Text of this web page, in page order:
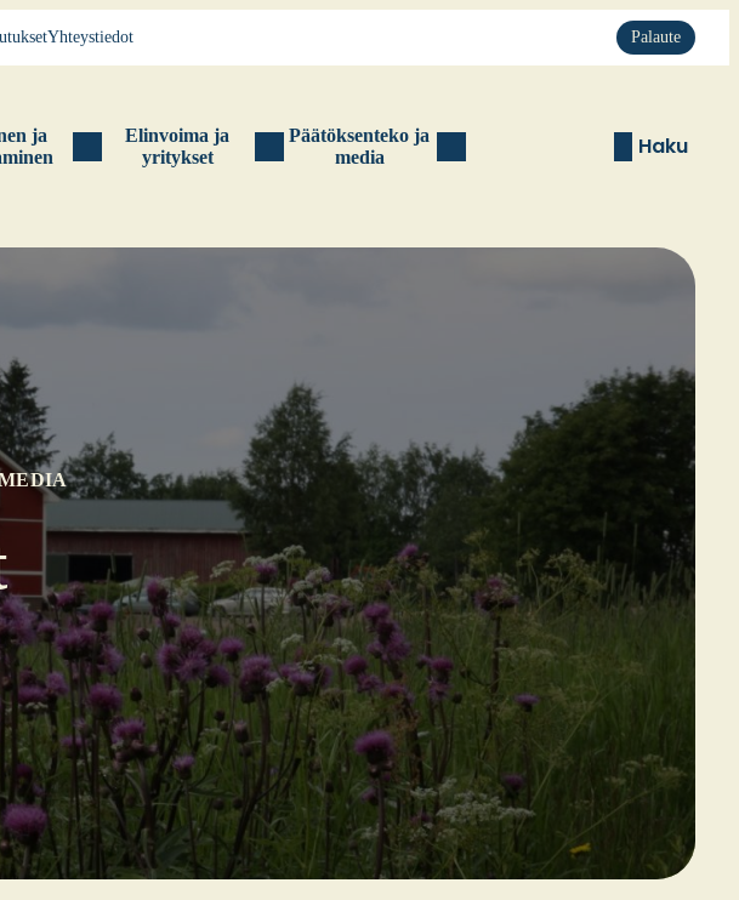
Yhteys­tie­dot Palaute
ja
Elin­voi­ma ja
yri­tyk­set
Pää­tök­sen­te­ko ja
media
Haku